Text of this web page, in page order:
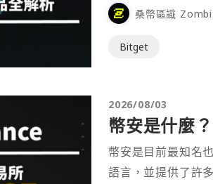
桑幣區識
Bitget
2026/08/03
幣安是什麼
幣安是目前最知名
語言，並提供了許